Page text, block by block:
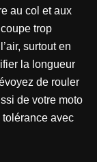
au col et aux
trop
surtout en
la longueur
de rouler
de votre moto
tolérance avec